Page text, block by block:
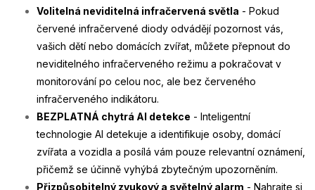
Volitelná neviditelná infračervená světla - Pokud
červené infračervené diody odvádějí pozornost vás,
vašich dětí nebo domácích zvířat, můžete přepnout do
neviditelného infračerveného režimu a pokračovat v
monitorování po celou noc, ale bez červeného
infračerveného indikátoru.
BEZPLATNÁ chytrá AI detekce - Inteligentní
technologie AI detekuje a identifikuje osoby, domácí
zvířata a vozidla a posílá vám pouze relevantní oznámení,
přičemž se účinně vyhýbá zbytečným upozorněním.
Přizpůsobitelný zvukový a světelný alarm - Nahrajte si